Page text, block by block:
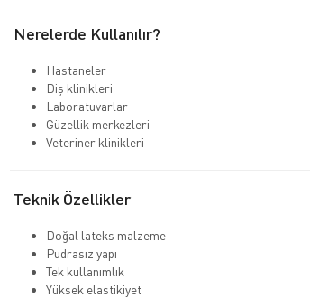
Nerelerde Kullanılır?
Hastaneler
Diş klinikleri
Laboratuvarlar
Güzellik merkezleri
Veteriner klinikleri
Teknik Özellikler
Doğal lateks malzeme
Pudrasız yapı
Tek kullanımlık
Yüksek elastikiyet